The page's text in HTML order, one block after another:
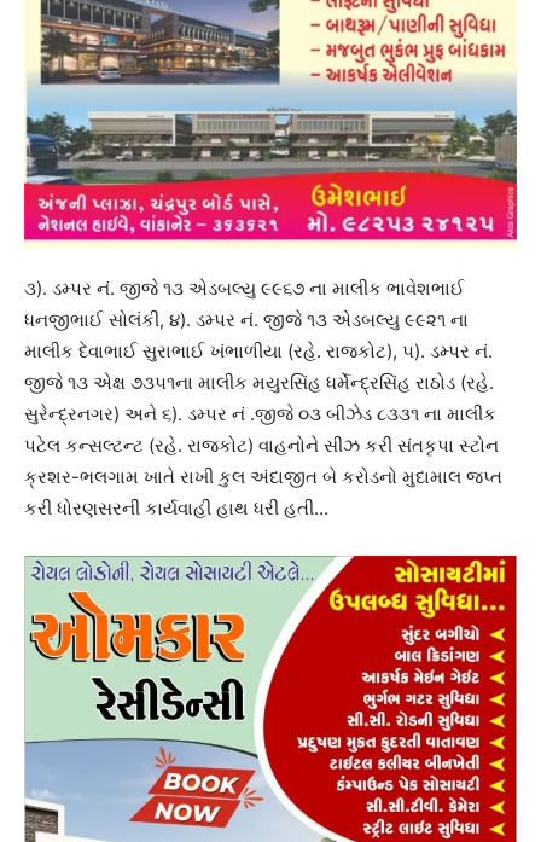
૩). ડમ્પર નં. જીજે ૧૩ એડબલ્યુ ૯૯૬૭ ના માલીક ભાવેશભાઈ
ધનજીભાઈ સોલંકી, ૪). ડમ્પર નં. જીજે ૧૩ એડબલ્યુ ૯૯૨૧ ના
માલીક દેવાભાઈ સુરાભાઈ ખંભાળીયા (રહે. રાજકોટ), ૫). ડમ્પર નં.
જીજે ૧૩ એક્ષ ૭૩૫૧ના માલીક મયુરસિંહ ધર્મેન્દ્રસિંહ રાઠોડ (રહે.
સુરેન્દ્રનગર) અને ૬). ડમ્પર નં .જીજે ૦૩ બીઝેડ ૮૩૩૧ ના માલીક
પટેલ કન્સલ્ટન્ટ (રહે. રાજકોટ) વાહનોને સીઝ કરી સંતકૃપા સ્ટોન
ક્રશર-ભલગામ ખાતે રાખી કુલ અંદાજીત બે કરોડનો મુદામાલ જપ્ત
કરી ધોરણસરની કાર્યવાહી હાથ ધરી હતી…